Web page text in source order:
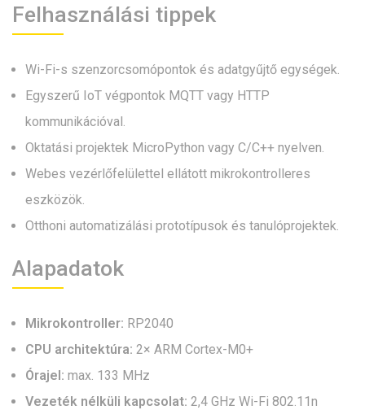
Felhasználási tippek
Wi-Fi-s szenzorcsomópontok és adatgyűjtő egységek.
Egyszerű IoT végpontok MQTT vagy HTTP
kommunikációval.
Oktatási projektek MicroPython vagy C/C++ nyelven.
Webes vezérlőfelülettel ellátott mikrokontrolleres
eszközök.
Otthoni automatizálási prototípusok és tanulóprojektek.
Alapadatok
Mikrokontroller: RP2040
CPU architektúra: 2× ARM Cortex-M0+
Órajel: max. 133 MHz
Vezeték nélküli kapcsolat: 2,4 GHz Wi-Fi 802.11n